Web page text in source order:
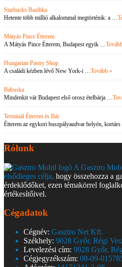
Starbucks Bazilika
Hetente több millió alkalommal megtörténik: a …
Mátyás Pince Étterem
A Mátyás Pince Étterem, Budapest egyik …
Hungarian Pastry Shop
A családi kézben lévő New York-i …Tovább »
Babuska
Mindenkit vár Budapest első orosz ételbárja …
Terminál Étterem és Bár
Étterem az egykori buszpályaudvar helyén,
Rólunk
A Gasztro
elsődleges célja, hogy összehozza a
érdeklődőket, ezen témakörrel
értékesítőivel.
Cégadatok
Cégnév: Gasztro Net Kft.
Székhely: 9028 Győr, Régi
Levelezési cím: 9028 Győr,
Cégjegyzékszám: 08-09-